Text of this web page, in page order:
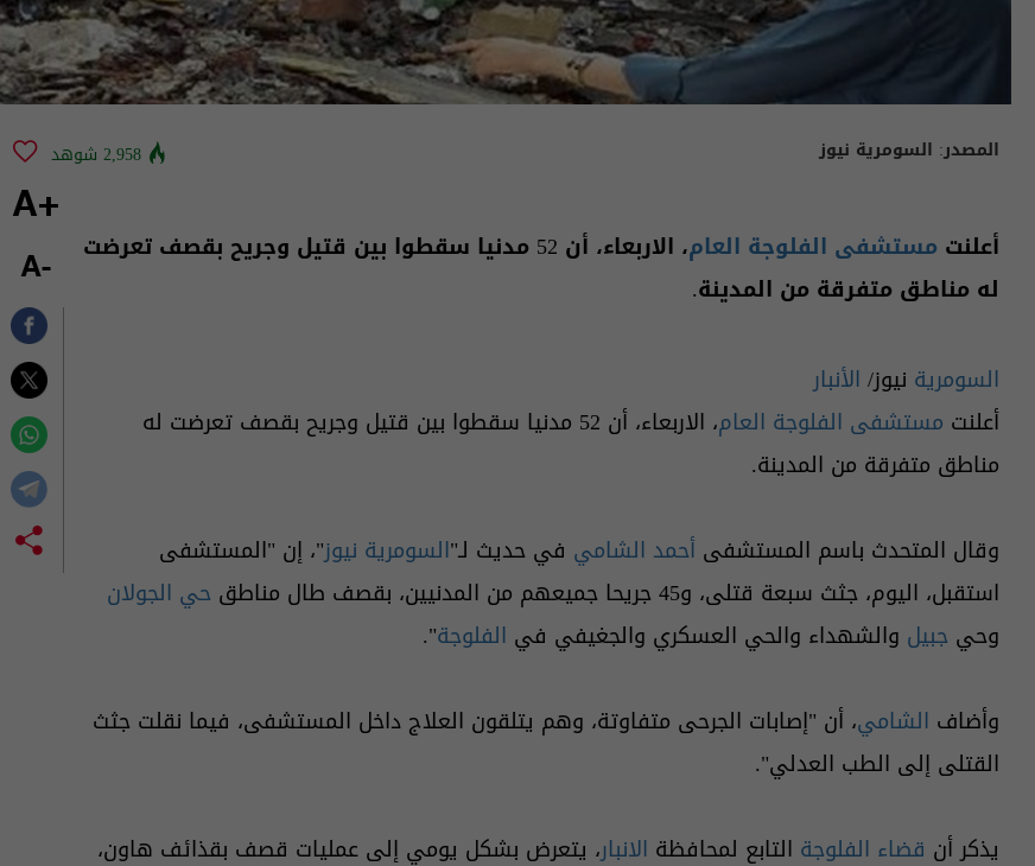
المصدر: السومرية نيوز 2,958 شوهد
أعلنت مستشفى الفلوجة العام
، الاربعاء، أن 52 مدنيا سقطوا بين قتيل وجريح بقصف تعرضت
له مناطق متفرقة من المدينة.
السومرية نيوز/ الأنبار
أعلنت مستشفى الفلوجة العام
، الاربعاء، أن 52 مدنيا سقطوا بين قتيل وجريح بقصف تعرضت له
مناطق متفرقة من المدينة.
وقال المتحدث باسم المستشفى أحمد الشامي في حديث لـ"السومرية نيوز"، إن "المستشفى
استقبل، اليوم، جثث سبعة قتلى، و45 جريحا جميعهم من المدنيين، بقصف طال مناطق
حي الجولان
وحي جبيل والشهداء والحي العسكري والجغيفي في الفلوجة".
وأضاف الشامي، أن "إصابات الجرحى متفاوتة، وهم يتلقون العلاج داخل المستشفى، فيما نقلت جثث
القتلى إلى الطب العدلي".
يذكر أن قضاء الفلوجة التابع لمحافظة الانبار، يتعرض بشكل يومي إلى عمليات قصف بقذائف هاون،
+A
-A